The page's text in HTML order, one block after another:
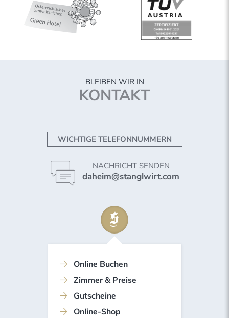
BLEIBEN WIR IN
KONTAKT
WICHTIGE TELEFONNUMMERN
NACHRICHT SENDEN
daheim@stanglwirt.com
Online Buchen
Zimmer & Preise
Gutscheine
Online-Shop